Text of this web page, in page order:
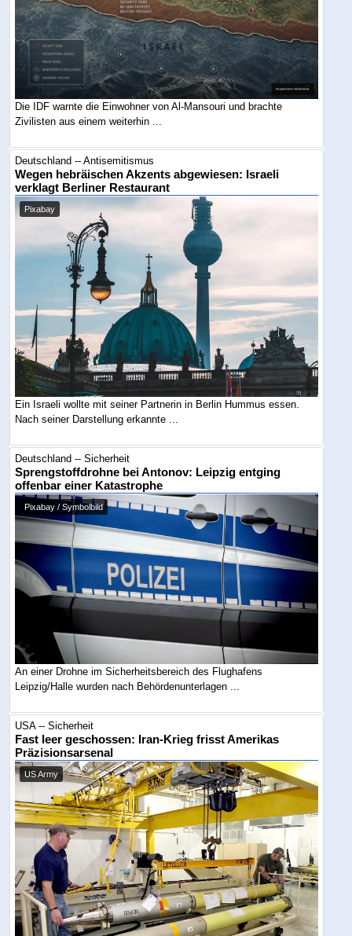
Die IDF warnte die Einwohner von Al-Mansouri und brachte
Zivilisten aus einem weiterhin ...
Deutschland -- Antisemitismus
Wegen hebräischen Akzents abgewiesen: Israeli
verklagt Berliner Restaurant
Pixabay
Ein Israeli wollte mit seiner Partnerin in Berlin Hummus essen.
Nach seiner Darstellung erkannte ...
Deutschland -- Sicherheit
Sprengstoffdrohne bei Antonov: Leipzig entging
offenbar einer Katastrophe
Pixabay / Symbolbild
An einer Drohne im Sicherheitsbereich des Flughafens
Leipzig/Halle wurden nach Behördenunterlagen ...
USA -- Sicherheit
Fast leer geschossen: Iran-Krieg frisst Amerikas
Präzisionsarsenal
US Army